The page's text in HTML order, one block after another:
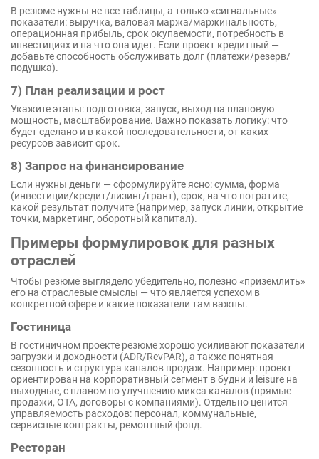
В резюме нужны не все таблицы, а только «сигнальные»
показатели: выручка, валовая маржа/маржинальность,
операционная прибыль, срок окупаемости, потребность в
инвестициях и на что она идет. Если проект кредитный —
добавьте способность обслуживать долг (платежи/резерв/
подушка).
7) План реализации и рост
Укажите этапы: подготовка, запуск, выход на плановую
мощность, масштабирование. Важно показать логику: что
будет сделано и в какой последовательности, от каких
ресурсов зависит срок.
8) Запрос на финансирование
Если нужны деньги — сформулируйте ясно: сумма, форма
(инвестиции/кредит/лизинг/грант), срок, на что потратите,
какой результат получите (например, запуск линии, открытие
точки, маркетинг, оборотный капитал).
Примеры формулировок для разных
отраслей
Чтобы резюме выглядело убедительно, полезно «приземлить»
его на отраслевые смыслы — что является успехом в
конкретной сфере и какие показатели там важны.
Гостиница
В гостиничном проекте резюме хорошо усиливают показатели
загрузки и доходности (ADR/RevPAR), а также понятная
сезонность и структура каналов продаж. Например: проект
ориентирован на корпоративный сегмент в будни и leisure на
выходные, с планом по улучшению микса каналов (прямые
продажи, OTA, договоры с компаниями). Отдельно ценится
управляемость расходов: персонал, коммунальные,
сервисные контракты, ремонтный фонд.
Ресторан